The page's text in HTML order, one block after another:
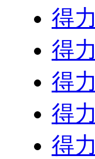
得
得
得
得
得